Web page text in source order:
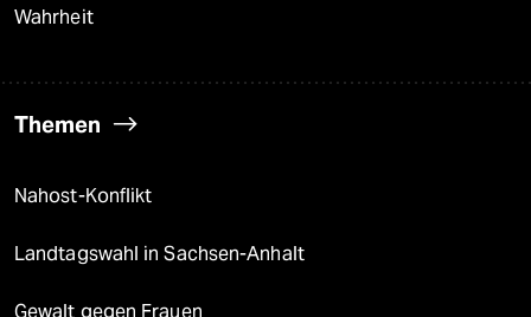
Wahrheit
Themen
Nahost-Konflikt
Landtagswahl in Sachsen-Anhalt
Gewalt gegen Frauen